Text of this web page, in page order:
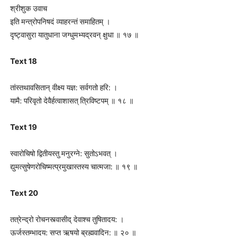
श्रीशुक उवाच
इति मन्त्रोपनिषदं व्याहरन्तं समाहितम् ।
द‍ृष्ट्वासुरा यातुधाना जग्धुमभ्यद्रवन् क्षुधा ॥ १७ ॥
Text 18
तांस्तथावसितान् वीक्ष्य यज्ञ: सर्वगतो हरि: ।
यामै: परिवृतो देवैर्हत्वाशासत् त्रिविष्टपम् ॥ १८ ॥
Text 19
स्वारोचिषो द्वितीयस्तु मनुरग्ने: सुतोऽभवत् ।
द्युमत्सुषेणरोचिष्मत्प्रमुखास्तस्य चात्मजा: ॥ १९ ॥
Text 20
तत्रेन्द्रो रोचनस्त्वासीद् देवाश्च तुषितादय: ।
ऊर्जस्तम्भादय: सप्त ऋषयो ब्रह्मवादिन: ॥ २० ॥